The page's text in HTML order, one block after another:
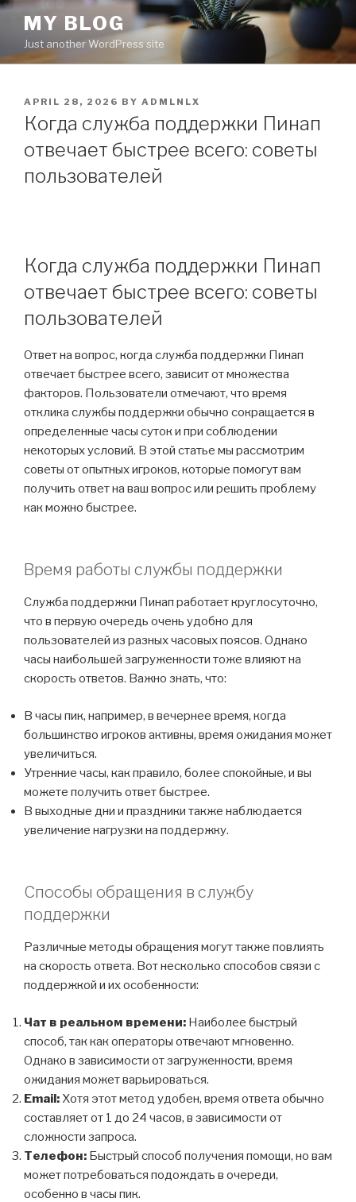
Skip
content
MY BLOG
Just another WordPress site
POSTED
ON
APRIL 28, 2026 BY ADMLNLX
Когда служба поддержки Пинап
отвечает быстрее всего: советы
пользователей
Когда служба поддержки Пинап
отвечает быстрее всего: советы
пользователей
Ответ на вопрос, когда служба поддержки Пинап
отвечает быстрее всего, зависит от множества
факторов. Пользователи отмечают, что время
отклика службы поддержки обычно сокращается в
определенные часы суток и при соблюдении
некоторых условий. В этой статье мы рассмотрим
советы от опытных игроков, которые помогут вам
получить ответ на ваш вопрос или решить проблему
как можно быстрее.
Время работы службы поддержки
Служба поддержки Пинап работает круглосуточно,
что в первую очередь очень удобно для
пользователей из разных часовых поясов. Однако
часы наибольшей загруженности тоже влияют на
скорость ответов. Важно знать, что:
В часы пик, например, в вечернее время, когда
большинство игроков активны, время ожидания может
увеличиться.
Утренние часы, как правило, более спокойные, и вы
можете получить ответ быстрее.
В выходные дни и праздники также наблюдается
увеличение нагрузки на поддержку.
Способы обращения в службу
поддержки
Различные методы обращения могут также повлиять
на скорость ответа. Вот несколько способов связи с
поддержкой и их особенности:
Чат в реальном времени: Наиболее быстрый
способ, так как операторы отвечают мгновенно.
Однако в зависимости от загруженности, время
ожидания может варьироваться.
Email: Хотя этот метод удобен, время ответа обычно
составляет от 1 до 24 часов, в зависимости от
сложности запроса.
Телефон: Быстрый способ получения помощи, но вам
может потребоваться подождать в очереди,
особенно в часы пик.